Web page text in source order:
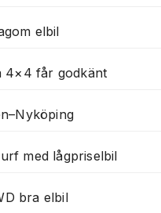
elbil
4×4 får godkänt
med lågpriselbil
bra elbil